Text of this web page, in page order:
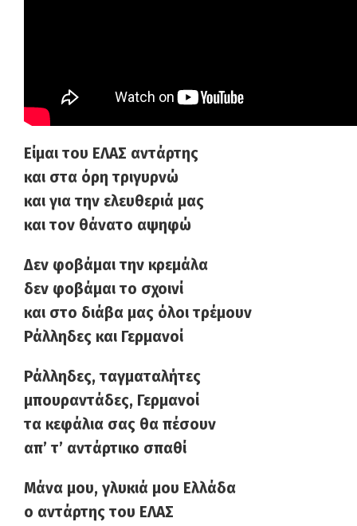
Είμαι του ΕΛΑΣ αντάρτης
και στα όρη τριγυρνώ
και για την ελευθεριά μας
και τον θάνατο αψηφώ
Δεν φοβάμαι την κρεμάλα
δεν φοβάμαι το σχοινί
και στο διάβα μας όλοι τρέμουν
Ράλληδες και Γερμανοί
Ράλληδες, ταγματαλήτες
μπουραντάδες, Γερμανοί
τα κεφάλια σας θα πέσουν
απ’ τ’ αντάρτικο σπαθί
Μάνα μου, γλυκιά μου Ελλάδα
ο αντάρτης του ΕΛΑΣ